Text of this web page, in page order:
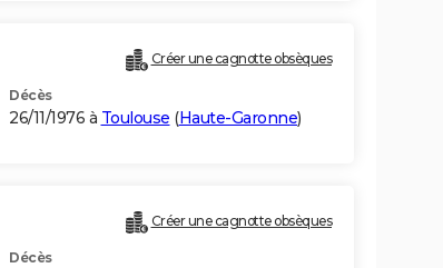
Créer une cagnotte obsèques
Décès
26/11/1976 à Toulouse (Haute-Garonne)
Créer une cagnotte obsèques
Décès